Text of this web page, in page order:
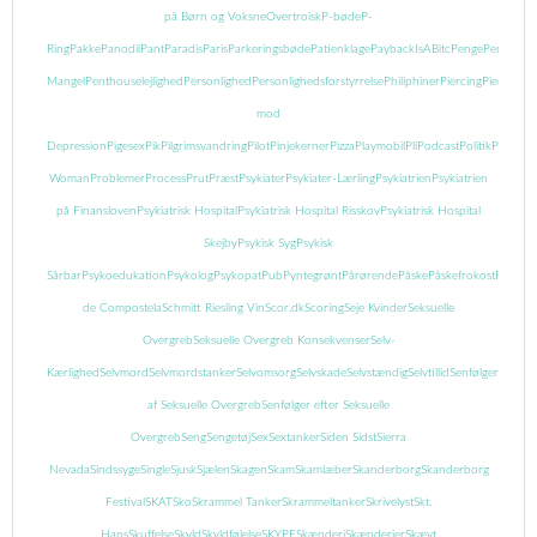
på Børn og VoksneOvertroiskP-bødeP-
RingPakkePanodil PantParadisParisParkeringsbødePatienklagePaybackIsABitcPenge
Mangel Penthouselejlighed Personlighed PersonlighedsforstyrrelsePhiliphinerPiercingPiercing
mod
Depression PigesexPikPilgrimsvandringPilotPinjekernerPizza Playmobil PliPodcastPolitik
Woman ProblemerProcessPrutPræstPsykiaterPsykiater-LærlingPsykiatrien Psykiatrien
på Finansloven Psykiatrisk Hospital Psykiatrisk Hospital RisskovPsykiatrisk Hospital
SkejbyPsykisk SygPsykisk
SårbarPsykoedukation PsykologPsykopatPub PyntegrøntPårørendePåskePåskefrokostPædofili
de CompostelaSchmitt Riesling VinScor.dkScoringSeje KvinderSeksuelle
OvergrebSeksuelle Overgreb KonsekvenserSelv-
KærlighedSelvmordSelvmordstankerSelvomsorgSelvskadeSelvstændigSelvtillidSenfølger
af Seksuelle OvergrebSenfølger efter Seksuelle
OvergrebSengSengetøjSexSextankerSiden SidstSierra
NevadaSindssygeSingleSjuskSjælenSkagenSkamSkamlæberSkanderborgSkanderborg
Festival SKATSkoSkrammel TankerSkrammeltankerSkrivelystSkt.
HansSkuffelseSkyld SkyldfølelseSKYPESkænderiSkænderierSkævt